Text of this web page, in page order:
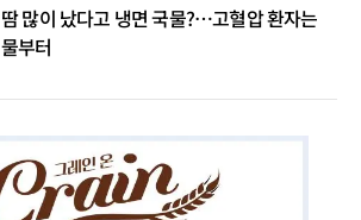
땀 많이 났다고 냉면 국물?…고혈압 환자는
물부터